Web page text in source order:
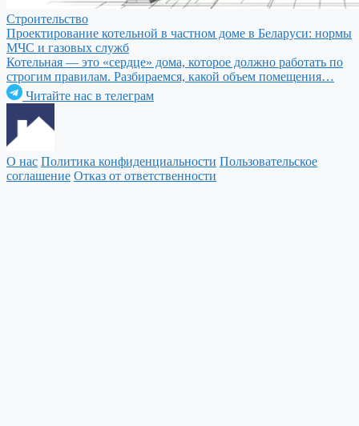
Строительство
Проектирование котельной в частном доме в Беларуси: нормы
МЧС и газовых служб
Котельная — это «сердце» дома, которое должно работать по
строгим правилам. Разбираемся, какой объем помещения…
Читайте нас в телеграм
О нас Политика конфиденциальности Пользовательское
соглашение Отказ от ответственности